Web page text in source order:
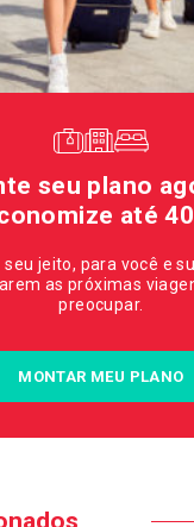
seu plano
até
seu jeito, para você e
as próximas
preocupar.
MONTAR MEU PLANO